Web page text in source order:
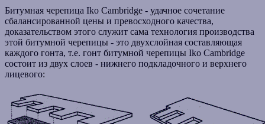
Битумная черепица Iko Cambridge - удачное сочетание
сбалансированной цены и превосходного качества,
доказательством этого служит сама технология производства
этой битумной черепицы - это двухслойная составляющая
каждого гонта, т.е. гонт битумной черепицы Iko Cambridge
состоит из двух слоев - нижнего подкладочного и верхнего
лицевого: